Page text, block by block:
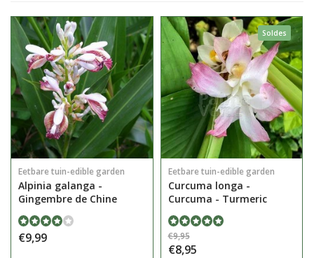
Eetbare tuin-edible garden
Alpinia galanga -
Gingembre de Chine
€9,99
Soldes
Eetbare tuin-edible garden
Curcuma longa -
Curcuma - Turmeric
€9,95
€8,95